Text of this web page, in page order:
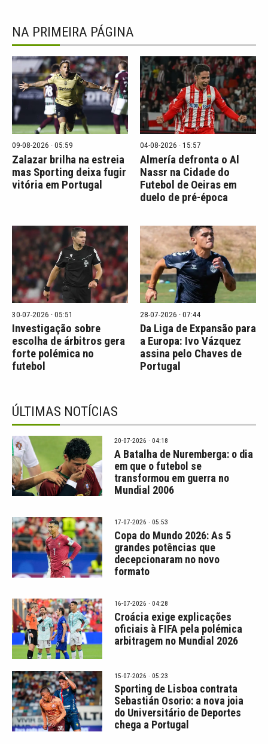
NA PRIMEIRA PÁGINA
09-08-2026 · 05:59
Zalazar brilha na estreia
mas Sporting deixa fugir
vitória em Portugal
04-08-2026 · 15:57
Almería defronta o Al
Nassr na Cidade do
Futebol de Oeiras em
duelo de pré-época
30-07-2026 · 05:51
Investigação sobre
escolha de árbitros gera
forte polémica no
futebol
28-07-2026 · 07:44
Da Liga de Expansão para
a Europa: Ivo Vázquez
assina pelo Chaves de
Portugal
ÚLTIMAS NOTÍCIAS
20-07-2026 · 04:18
A Batalha de Nuremberga: o dia
em que o futebol se
transformou em guerra no
Mundial 2006
17-07-2026 · 05:53
Copa do Mundo 2026: As 5
grandes potências que
decepcionaram no novo
formato
16-07-2026 · 04:28
Croácia exige explicações
oficiais à FIFA pela polémica
arbitragem no Mundial 2026
15-07-2026 · 05:23
Sporting de Lisboa contrata
Sebastián Osorio: a nova joia
do Universitário de Deportes
chega a Portugal